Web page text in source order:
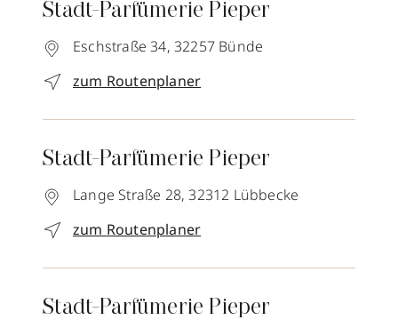
Stadt-Parfümerie Pieper
Eschstraße 34, 32257 Bünde
zum Routenplaner
Stadt-Parfümerie Pieper
Lange Straße 28, 32312 Lübbecke
zum Routenplaner
Stadt-Parfümerie Pieper